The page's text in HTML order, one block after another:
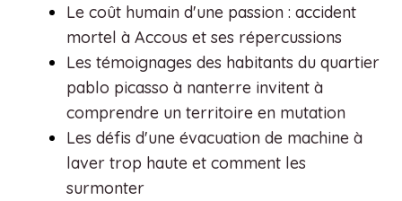
Le coût humain d'une passion : accident
mortel à Accous et ses répercussions
Les témoignages des habitants du quartier
pablo picasso à nanterre invitent à
comprendre un territoire en mutation
Les défis d'une évacuation de machine à
laver trop haute et comment les
surmonter